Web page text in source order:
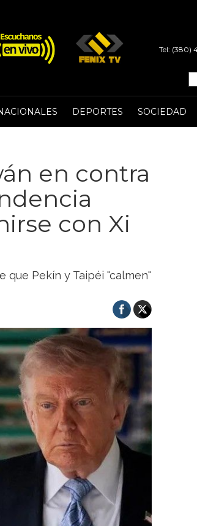
Tel: (380)
DEPORTES SOCIEDAD
en contra
con Xi
que Pekín y Taipéi "calmen"